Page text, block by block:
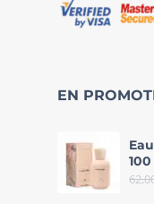
EN